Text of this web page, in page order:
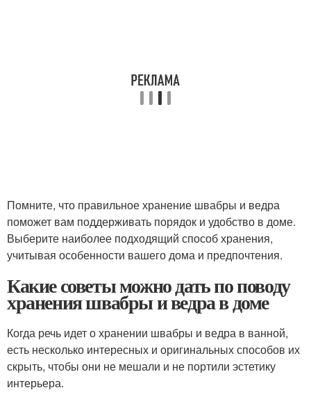
Помните, что правильное хранение швабры и ведра
поможет вам поддерживать порядок и удобство в доме.
Выберите наиболее подходящий способ хранения,
учитывая особенности вашего дома и предпочтения.
Какие советы можно дать по поводу
хранения швабры и ведра в доме
Когда речь идет о хранении швабры и ведра в ванной,
есть несколько интересных и оригинальных способов их
скрыть, чтобы они не мешали и не портили эстетику
интерьера.